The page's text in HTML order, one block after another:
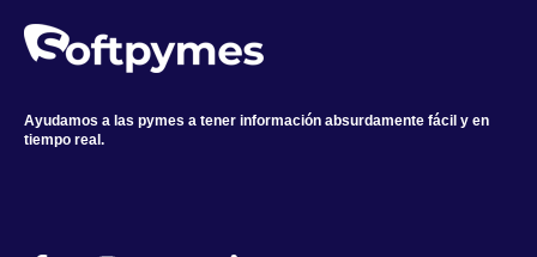
Ayudamos a las pymes a tener información absurdamente fácil y en
tiempo real.